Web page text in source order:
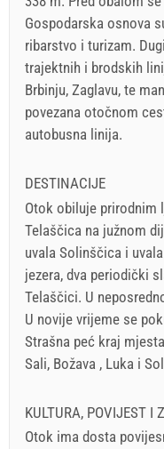
Gospodarska osnova
ribarstvo i turizam.
trajektnih i brodskih
Brbinju, Zaglavu, te
povezana otočnom
autobusna linija.
DESTINACIJE
Otok obiluje prirodnim
Telaščica na južnom
uvala Solinščica i
jezera, dva periodički
Telaščici. U
U novije vrijeme se
Strašna peć kraj
Sali, Božava , Luka i
KULTURA, POVIJEST I
Otok ima dosta